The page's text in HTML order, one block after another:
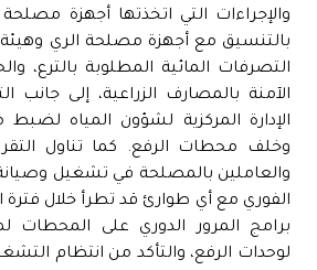
والإجراءات التي اتخذتها أجهزة مصلحة
بالتنسيق مع أجهزة مصلحة الري
التصرفات المائية المطلوبة بالترع،
الآمنة بالمصارف الزراعية، إلى
الإدارة المركزية لشؤون المياه
وخلف محطات الرفع. كما تناول
والعاملين بالمصلحة في تشغيل
الفوري مع أي طوارئ قد تطرأ خلال فترة
برامج المرور الدوري على المحطات
لوحدات الرفع، والتأكد من انتظام